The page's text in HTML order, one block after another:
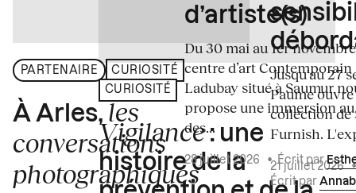
PARTENAIRE CURIOSITÉ
À Arles, les
conversations
photographiques
CURIOSITÉ
Vigilance: une
histoire de la
d’artiste(s)
Du 30 mai au 1er
centre d’art Contemporain
Ladubay situé à Saumur
propose une immersion
des...
28 juillet 2026 •Écrit par
Jusqu'au 27
Paume
collection de
Furnish.
21 juillet 2026
Écrit par